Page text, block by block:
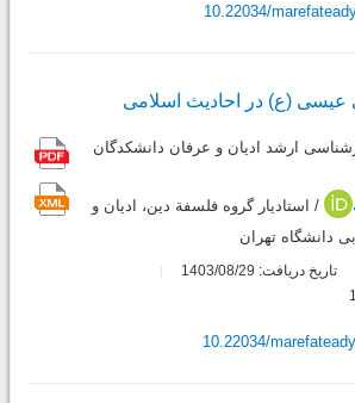
10.22034/
عیسی (ع) در احادیث اسلامی
ارشد ادیان و عرفان دانشکدگان
/ استادیار گروه فلسفة دین، ادیان و
دانشگاه تهران
تاریخ دریافت: 1403/08/29
10.22034/